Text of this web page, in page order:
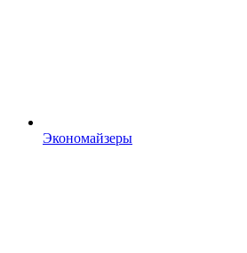
Экономайзеры